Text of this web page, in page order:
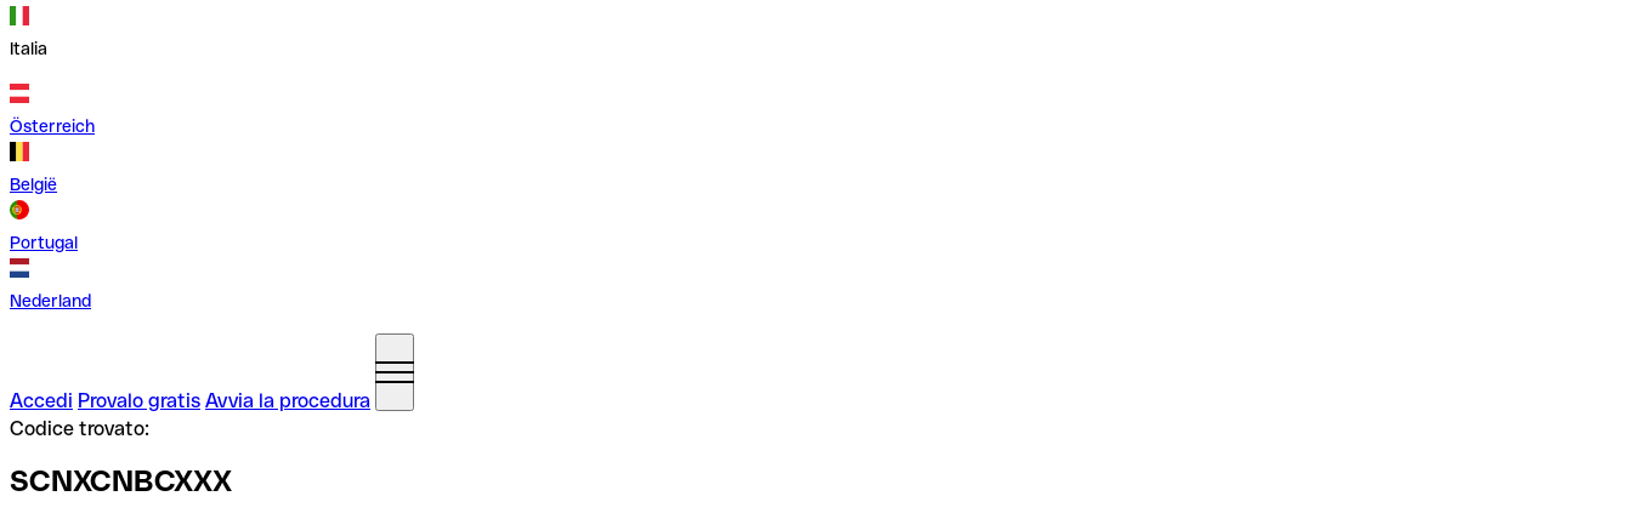
Italia
Österreich
België
Portugal
Nederland
Accedi Provalo gratis Avvia la procedura
Codice trovato:
SCNXCNBCXXX